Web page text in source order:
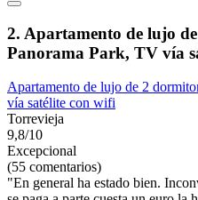
2. Apartamento de lujo
Panorama Park, TV vía
Apartamento de lujo de 2
vía satélite con wifi
Torrevieja
9,8/10
Excepcional
(55 comentarios)
"En general ha estado bien.